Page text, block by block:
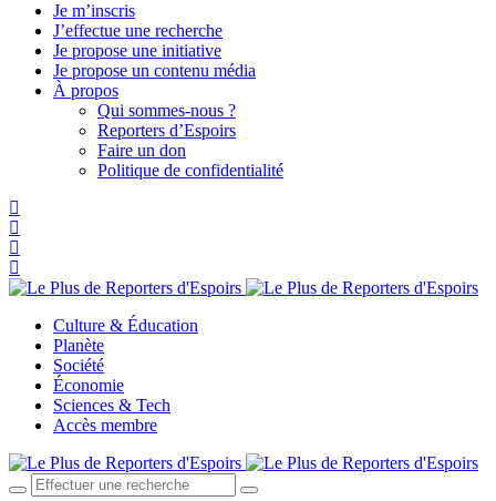
Je m’inscris
J’effectue une recherche
Je propose une initiative
Je propose un contenu média
À propos
Qui sommes-nous ?
Reporters d’Espoirs
Faire un don
Politique de confidentialité
Culture & Éducation
Planète
Société
Économie
Sciences & Tech
Accès membre